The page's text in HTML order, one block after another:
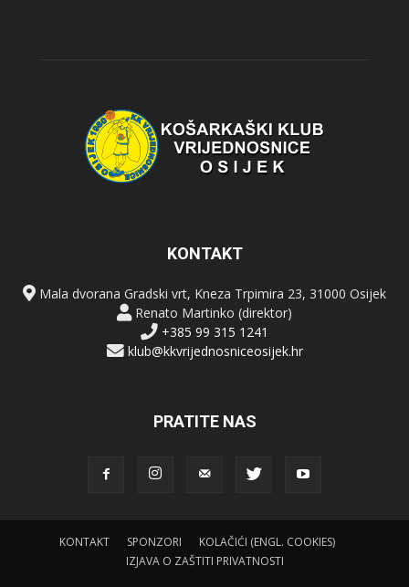
KONTAKT
Mala dvorana Gradski vrt, Kneza Trpimira 23, 31000 Osijek
Renato Martinko (direktor)
+385 99 315 1241
klub@kkvrijednosniceosijek.hr
PRATITE NAS
KONTAKT SPONZORI
KOLAČIĆI (ENGL. COOKIES)
IZJAVA O ZAŠTITI PRIVATNOSTI